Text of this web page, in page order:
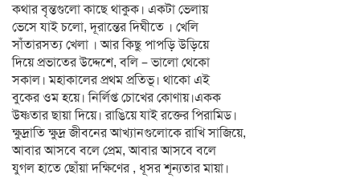
কথার বৃন্তগুলো কাছে থাকুক। একটা ভেলায়
ভেসে যাই চলো, দূরান্তের দিঘীতে । খেলি
সাঁতারসত্য খেলা । আর কিছু পাপড়ি উড়িয়ে
দিয়ে প্রভাতের উদ্দেশে, বলি – ভালো থেকো
সকাল। মহাকালের প্রথম প্রতিভূ। থাকো এই
বুকের ওম হয়ে। নির্লিপ্ত চোখের কোণায়।একক
উষ্ণতার ছায়া দিয়ে। রাঙিয়ে যাই রক্তের পিরামিড।
ক্ষুদ্রাতি ক্ষুদ্র জীবনের আখ্যানগুলোকে রাখি সাজিয়ে,
আবার আসবে বলে প্রেম, আবার আসবে বলে
যুগল হাতে ছোঁয়া দক্ষিণের , ধূসর শূন্যতার মায়া।